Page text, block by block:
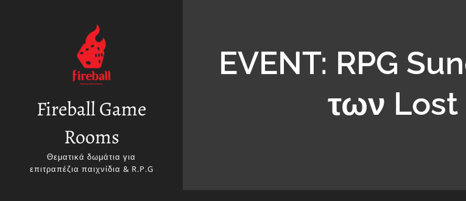
Fireball Game
Rooms
Θεματικά δωμάτια για
επιτραπέζια παιχνίδια & R.P.G
EVENT: RPG
των Lost